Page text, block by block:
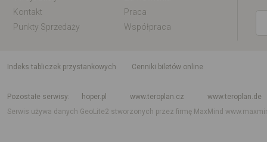
Kontakt
Praca
Punkty Sprzedaży
Współpraca
indeks tabliczek przystankowych
Cenniki biletów online
Pozostałe serwisy
hoper.pl www.teroplan.cz
www.teroplan.de
Serwis używa danych GeoLite2 stworzonych przez firmę MaxMind